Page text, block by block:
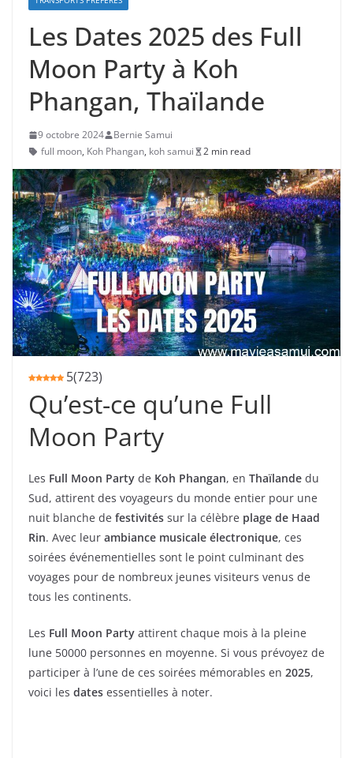
Les Dates 2025 des Full
Moon Party à Koh
Phangan, Thaïlande
9 octobre 2024
Bernie Samui
full moon, Koh Phangan, koh samui 2 min read
5(723)
Qu’est-ce qu’une Full
Moon Party
Les Full Moon Party de Koh Phangan, en Thaïlande du
Sud, attirent des voyageurs du monde entier pour une
nuit blanche de festivités sur la célèbre plage de Haad
Rin. Avec leur ambiance musicale électronique, ces
soirées événementielles sont le point culminant des
voyages pour de nombreux jeunes visiteurs venus de
tous les continents.
Les Full Moon Party attirent chaque mois à la pleine
lune 50000 personnes en moyenne. Si vous prévoyez de
participer à l’une de ces soirées mémorables en 2025,
voici les dates essentielles à noter.